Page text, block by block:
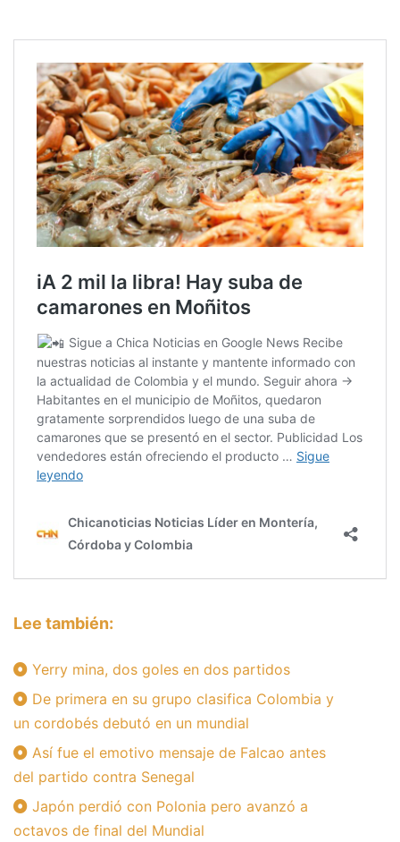
Lee también:
Yerry mina, dos goles en dos partidos
De primera en su grupo clasifica Colombia y
un cordobés debutó en un mundial
Así fue el emotivo mensaje de Falcao antes
del partido contra Senegal
Japón perdió con Polonia pero avanzó a
octavos de final del Mundial